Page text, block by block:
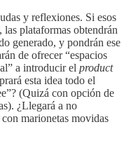
y reflexiones. Si esos
plataformas obtendrán
generado, y pondrán ese
de ofrecer “espacios
a introducir el product
esta idea todo el
(Quizá con opción de
¿Llegará a no
marionetas movidas